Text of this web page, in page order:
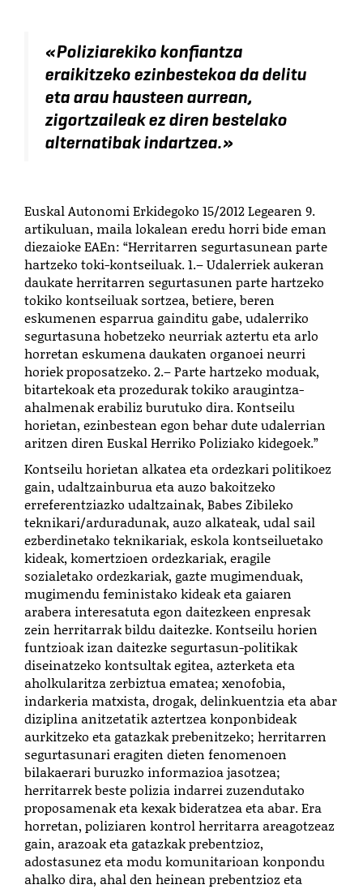
«Poliziarekiko konfiantza
eraikitzeko ezinbestekoa da delitu
eta arau hausteen aurrean,
zigortzaileak ez diren bestelako
alternatibak indartzea.»
Euskal Autonomi Erkidegoko 15/2012 Legearen 9.
artikuluan, maila lokalean eredu horri bide eman
diezaioke EAEn: “Herritarren segurtasunean parte
hartzeko toki-kontseiluak. 1.– Udalerriek aukeran
daukate herritarren segurtasunen parte hartzeko
tokiko kontseiluak sortzea, betiere, beren
eskumenen esparrua gainditu gabe, udalerriko
segurtasuna hobetzeko neurriak aztertu eta arlo
horretan eskumena daukaten organoei neurri
horiek proposatzeko. 2.– Parte hartzeko moduak,
bitartekoak eta prozedurak tokiko araugintza-
ahalmenak erabiliz burutuko dira. Kontseilu
horietan, ezinbestean egon behar dute udalerrian
aritzen diren Euskal Herriko Poliziako kidegoek.”
Kontseilu horietan alkatea eta ordezkari politikoez
gain, udaltzainburua eta auzo bakoitzeko
erreferentziazko udaltzainak, Babes Zibileko
teknikari/arduradunak, auzo alkateak, udal sail
ezberdinetako teknikariak, eskola kontseiluetako
kideak, komertzioen ordezkariak, eragile
sozialetako ordezkariak, gazte mugimenduak,
mugimendu feministako kideak eta gaiaren
arabera interesatuta egon daitezkeen enpresak
zein herritarrak bildu daitezke. Kontseilu horien
funtzioak izan daitezke segurtasun-politikak
diseinatzeko kontsultak egitea, azterketa eta
aholkularitza zerbiztua ematea; xenofobia,
indarkeria matxista, drogak, delinkuentzia eta abar
diziplina anitzetatik aztertzea konponbideak
aurkitzeko eta gatazkak prebenitzeko; herritarren
segurtasunari eragiten dieten fenomenoen
bilakaerari buruzko informazioa jasotzea;
herritarrek beste polizia indarrei zuzendutako
proposamenak eta kexak bideratzea eta abar. Era
horretan, poliziaren kontrol herritarra areagotzeaz
gain, arazoak eta gatazkakprebentzioz,
adostasunez eta modu komunitarioan konpondu
ahalko dira, ahal den heinean prebentzioz eta